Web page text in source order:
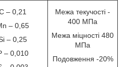
– 0,21
– 0,65
– 0,25
– 0,010
Межа текучості -
400 МПа
Межа міцності 480
МПа
Подовження -20%